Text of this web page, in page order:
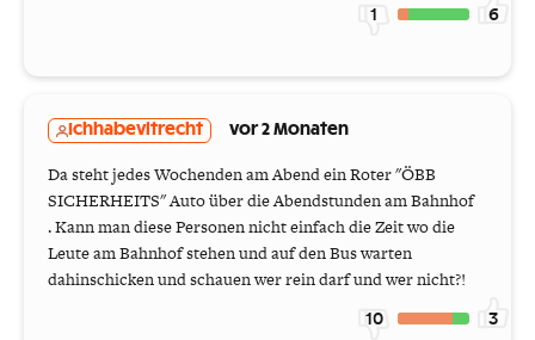
1 6
Ichhabevltrecht vor 2 Monaten
Da steht jedes Wochenden am Abend ein Roter "ÖBB
SICHERHEITS" Auto über die Abendstunden am Bahnhof
. Kann man diese Personen nicht einfach die Zeit wo die
Leute am Bahnhof stehen und auf den Bus warten
dahinschicken und schauen wer rein darf und wer nicht?!
10 3